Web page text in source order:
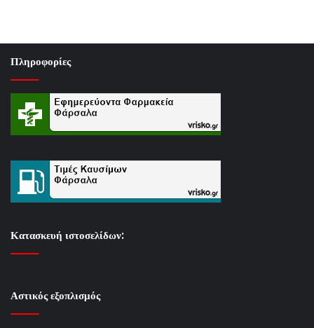
Πληροφορίες
Κατασκευή ιστοσελίδων:
Αστικός εξοπλισμός